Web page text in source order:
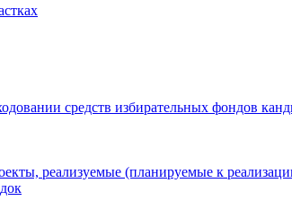
средств избирательных фондов
реализуемые (планируемые к